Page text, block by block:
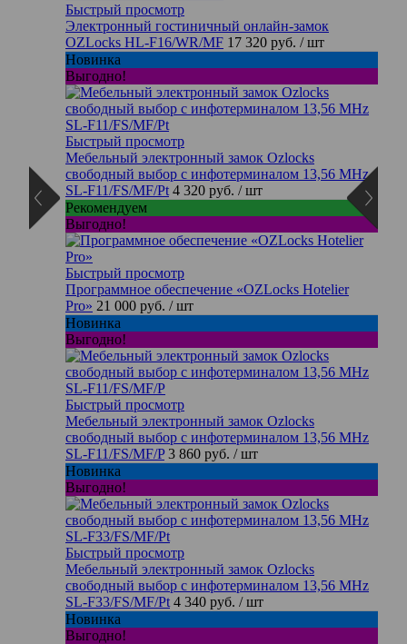
Быстрый просмотр
Электронный гостиничный онлайн-замок
OZLocks HL-F16/WR/MF 17 320 руб. / шт
Новинка
Выгодно!
Быстрый просмотр
Мебельный электронный замок Ozlocks
свободный выбор с инфотерминалом 13,56 MHz
SL-F11/FS/MF/Pt 4 320 руб. / шт
Рекомендуем
Выгодно!
Быстрый просмотр
Программное обеспечение «OZLocks Hotelier
Pro» 21 000 руб. / шт
Новинка
Выгодно!
Быстрый просмотр
Мебельный электронный замок Ozlocks
свободный выбор с инфотерминалом 13,56 MHz
SL-F11/FS/MF/P 3 860 руб. / шт
Новинка
Выгодно!
Быстрый просмотр
Мебельный электронный замок Ozlocks
свободный выбор с инфотерминалом 13,56 MHz
SL-F33/FS/MF/Pt 4 340 руб. / шт
Новинка
Выгодно!